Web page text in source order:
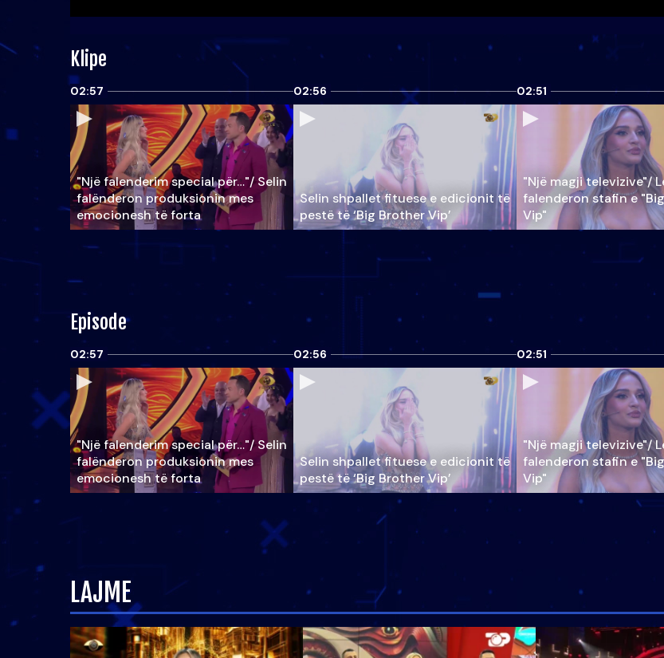
Klipe
02:57
"Një falenderim special për…"/ Selin
falënderon produksionin mes
emocionesh të forta
02:56
Selin shpallet fituese e edicionit të
pestë të ‘Big Brother Vip’
02:51
"Një magji televizive"/
falenderon stafin e
Vip"
Episode
02:57
"Një falenderim special për…"/ Selin
falënderon produksionin mes
emocionesh të forta
02:56
Selin shpallet fituese e edicionit të
pestë të ‘Big Brother Vip’
02:51
"Një magji televizive"/
falenderon stafin e
Vip"
LAJME